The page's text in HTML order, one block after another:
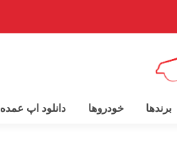
برندها خودروها دانلود اپ عمده